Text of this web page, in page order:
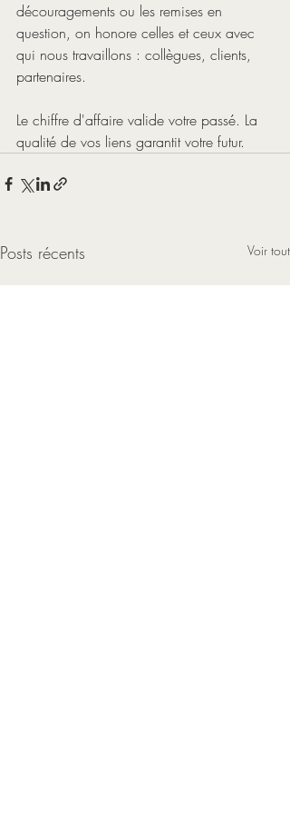
découragements ou les remises en
question, on honore celles et ceux avec
qui nous travaillons : collègues, clients,
partenaires.
Le chiffre d'affaire valide votre passé. La
qualité de vos liens garantit votre futur.
Posts récents Voir tout